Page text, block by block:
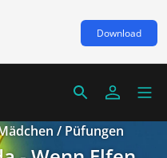
Download
/ Püfungen